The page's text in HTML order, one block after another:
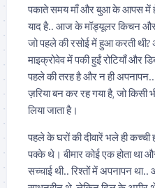
पकाते समय माँ और बुआ के आपस में
याद है.. आज के मॉड्यूलर किचन और
जो पहले की रसोई में हुआ करती थी?
माइक्रोवेव में पकी हुईं रोटियाँ और
पहले की तरह है और न ही
ज़रिया बन कर रह गया है, जो
लिया जाता है।
पहले के घरों की दीवारें भले ही
पक्के थे। बीमार कोई एक होता था
सच्चाई थी.. रिश्तों में अपनापन